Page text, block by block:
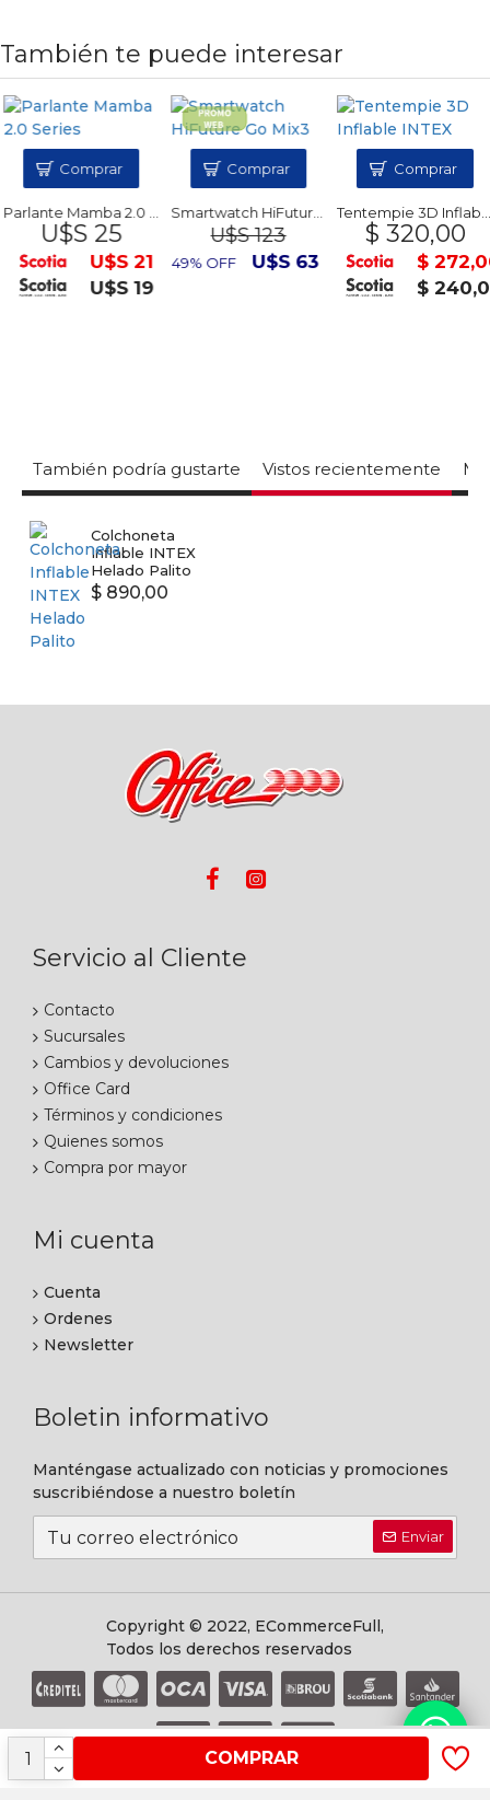
COMPRAR
También te puede interesar
Parlante Mamba 2.0 Series
U$S 25
U$S 21
U$S 19
Comprar
Smartwatch HiFuture Go Mix3
U$S 123
49% OFF U$S 63
Comprar
Tentempie 3D Inflable INTEX
$ 320,00
$
$
Comprar
También podría gustarte Vistos recientemente
Colchoneta
Inflable INTEX
Helado Palito
$ 890,00
Servicio al Cliente
Contacto
Sucursales
Cambios y devoluciones
Office Card
Términos y condiciones
Quienes somos
Compra por mayor
Mi cuenta
Cuenta
Ordenes
Newsletter
Boletin informativo
Manténgase actualizado con noticias y promociones
suscribiéndose a nuestro boletín
Enviar
Copyright © 2022, ECommerceFull,
Todos los derechos reservados